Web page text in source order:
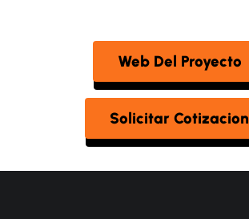
Web Del Proyecto
Solicitar Cotizacion